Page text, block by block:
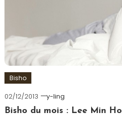
Bisho
02/12/2013
y-ling
Bisho du mois : Lee Min Ho